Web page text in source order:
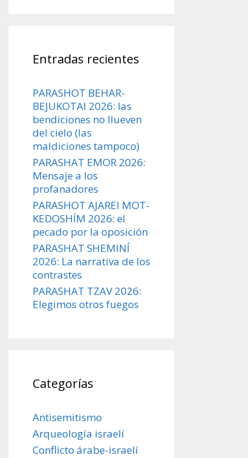
Entradas recientes
PARASHOT BEHAR-
BEJUKOTAI 2026: las
bendiciones no llueven
del cielo (las
maldiciones tampoco)
PARASHAT EMOR 2026:
Mensaje a los
profanadores
PARASHOT AJAREI MOT-
KEDOSHÍM 2026: el
pecado por la oposición
PARASHAT SHEMINÍ
2026: La narrativa de los
contrastes
PARASHAT TZAV 2026:
Elegimos otros fuegos
Categorías
Antisemitismo
Arqueología israelí
Conflicto árabe-israelí